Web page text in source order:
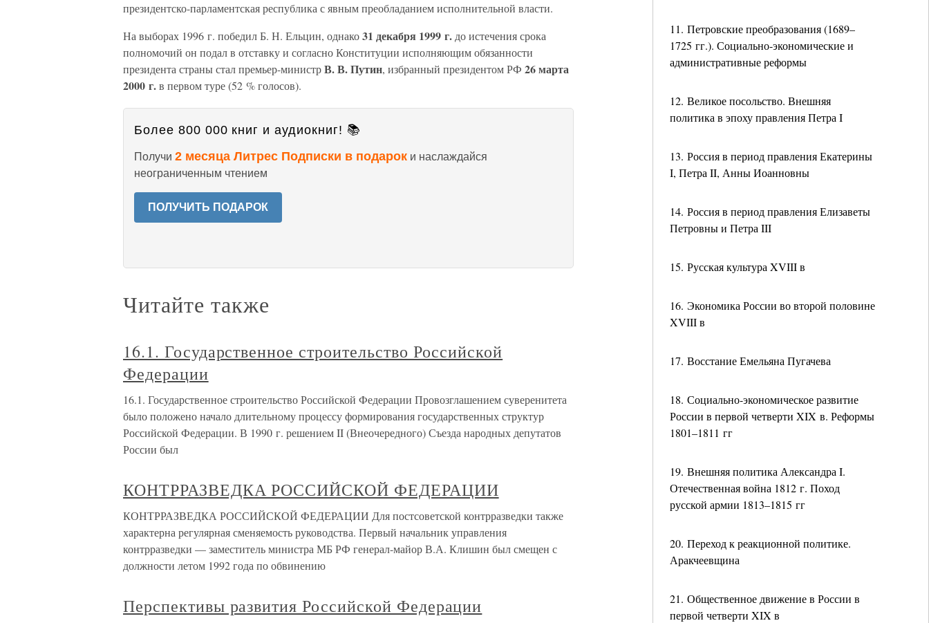
11. Петровские преобразования (1689–
1725 гг.). Социально-экономические и
административные реформы
12. Великое посольство. Внешняя
политика в эпоху правления Петра I
13. Россия в период правления Екатерины
I, Петра II, Анны Иоанновны
14. Россия в период правления Елизаветы
Петровны и Петра III
15. Русская культура XVIII в
16. Экономика России во второй половине
XVIII в
17. Восстание Емельяна Пугачева
18. Социально-экономическое развитие
России в первой четверти XIX в. Реформы
1801–1811 гг
19. Внешняя политика Александра I.
Отечественная война 1812 г. Поход
русской армии 1813–1815 гг
20. Переход к реакционной политике.
Аракчеевщина
21. Общественное движение в России в
первой четверти XIX в
президентско-парламентская республика с явным преобладанием исполнительной власти.
На выборах 1996 г. победил Б. Н. Ельцин, однако31 декабря 1999 г. до истечения срока
полномочий он подал в отставку и согласно Конституции исполняющим обязанности
президента страны стал премьер-министрВ. В. Путин, избранный президентом РФ 26 марта
2000 г.в первом туре (52 % голосов).
Более 800 000 книг и аудиокниг! 📚
Получи 2 месяца Литрес Подписки в подарок и наслаждайся
неограниченным чтением
ПОЛУЧИТЬ ПОДАРОК
Читайте также
16.1. Государственное строительство Российской
Федерации
16.1. Государственное строительство Российской Федерации Провозглашением суверенитета
было положено начало длительному процессу формирования государственных структур
Российской Федерации. В 1990 г. решением II (Внеочередного) Съезда народных депутатов
России был
КОНТРРАЗВЕДКА РОССИЙСКОЙ ФЕДЕРАЦИИ
КОНТРРАЗВЕДКА РОССИЙСКОЙ ФЕДЕРАЦИИ Для постсоветской контрразведки также
характерна регулярная сменяемость руководства. Первый начальник управления
контрразведки — заместитель министра МБ РФ генерал-майор В.А. Клишин был смещен с
должности летом 1992 года по обвинению
Перспективы развития Российской Федерации